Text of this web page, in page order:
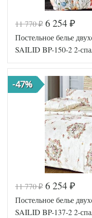
Код товара
573-048
Артикул
SLD-BP
-140-2
Ткань
Твил
Размер
пододеяльника 180х215
Размер
простыни
220х250
50х70
(2шт),
70х70
(2шт)
Производитель
Sailid
(Китай)
Код товара
575-569
Артикул
SLD-BP
-150-2
11 770₽ 6 254 ₽
Постельное белье
SAILID BP-150-2 2-
-47%
11 770₽ 6 254 ₽
Постельное белье
SAILID BP-137-2 2-